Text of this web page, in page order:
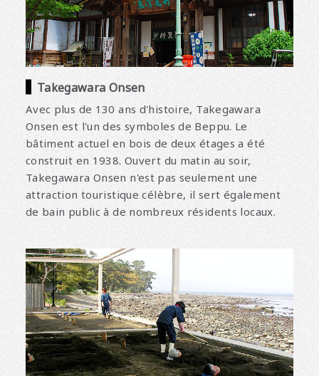
Takegawara Onsen
Avec plus de 130 ans d'histoire, Takegawara
Onsen est l'un des symboles de Beppu. Le
bâtiment actuel en bois de deux étages a été
construit en 1938. Ouvert du matin au soir,
Takegawara Onsen n'est pas seulement une
attraction touristique célèbre, il sert également
de bain public à de nombreux résidents locaux.